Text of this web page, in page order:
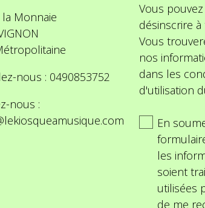
Monnaie
nous : 0490853752
nous :
Vous
désinscrire
Vous
nos
dans les
d'utilisation
En
les
soient
utilisées
de me